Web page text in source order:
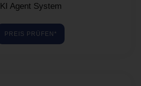
KI Agent System
PREIS PRÜFEN*